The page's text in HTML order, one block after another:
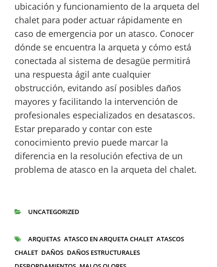
ubicación y funcionamiento de la arqueta del
chalet para poder actuar rápidamente en
caso de emergencia por un atasco. Conocer
dónde se encuentra la arqueta y cómo está
conectada al sistema de desagüe permitirá
una respuesta ágil ante cualquier
obstrucción, evitando así posibles daños
mayores y facilitando la intervención de
profesionales especializados en desatascos.
Estar preparado y contar con este
conocimiento previo puede marcar la
diferencia en la resolución efectiva de un
problema de atasco en la arqueta del chalet.
UNCATEGORIZED
ETIQUETAS
ARQUETAS ATASCO EN ARQUETA CHALET ATASCOS
CHALET DAÑOS DAÑOS ESTRUCTURALES